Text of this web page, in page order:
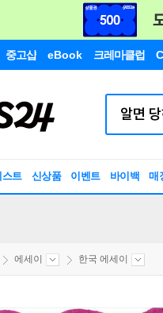
중고샵 eBook 크레마클럽
스트 신상품 이벤트 바이백 매
에세이 한국 에세이